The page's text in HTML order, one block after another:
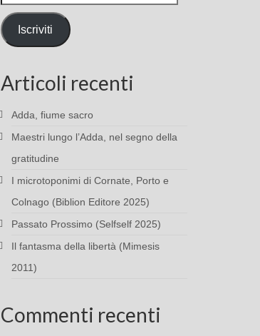
e-
mail
Iscriviti
Articoli recenti
Adda, fiume sacro
Maestri lungo l’Adda, nel segno della
gratitudine
I microtoponimi di Cornate, Porto e
Colnago (Biblion Editore 2025)
Passato Prossimo (Selfself 2025)
Il fantasma della libertà (Mimesis
2011)
Commenti recenti